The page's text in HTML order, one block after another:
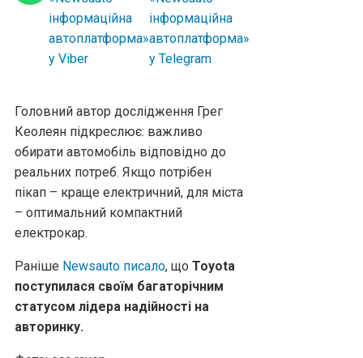
Головний автор дослідження Грег
Кеолеян підкреслює: важливо
обирати автомобіль відповідно до
реальних потреб. Якщо потрібен
пікап – краще електричний, для міста
– оптимальний компактний
електрокар.
Раніше Newsauto писало, що Toyota
поступилася своїм багаторічним
статусом лідера надійності на
авторинку.